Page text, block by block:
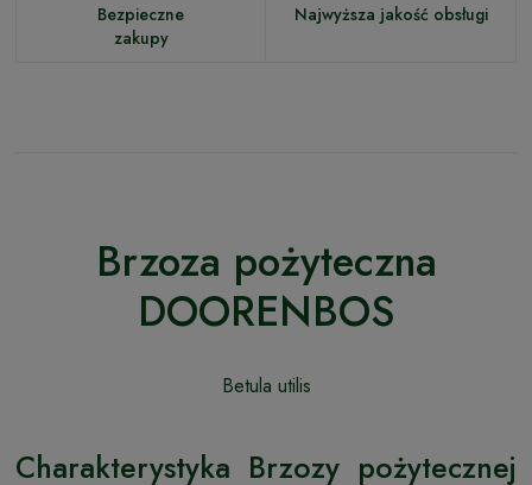
Bezpieczne
zakupy
Najwyższa jakość obsługi
Brzoza pożyteczna
DOORENBOS
Betula utilis
Charakterystyka Brzozy pożytecznej